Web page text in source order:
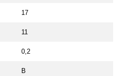
17
11
0,2
B